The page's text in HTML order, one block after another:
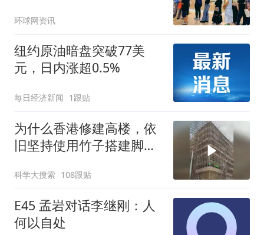
环球网资讯
纽约原油暗盘突破77美
元，日内涨超0.5%
每日经济新闻 1跟贴
为什么香港修建高楼，依
旧坚持使用竹子搭建脚手
科学大搜索 108跟贴
E45 孟岩对话李继刚：人
何以自处